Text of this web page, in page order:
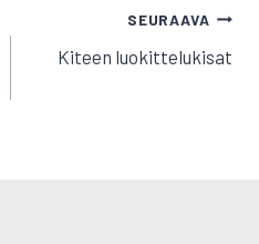
SEURAAVA
Kiteen luokittelukisat